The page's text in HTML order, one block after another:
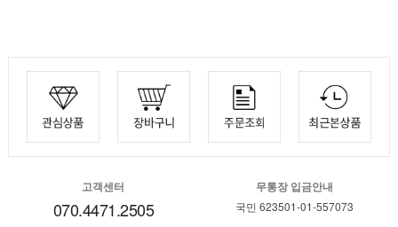
고객센터
070.4471.2505
무통장 입금안내
국민 623501-01-557073